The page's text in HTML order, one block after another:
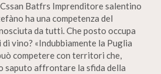
Batfrs Imprenditore salentino
ha una competenza del
da tutti. Che posto occupa
vino? «Indubbiamente la Puglia
competere con territori che,
saputo affrontare la sfida della